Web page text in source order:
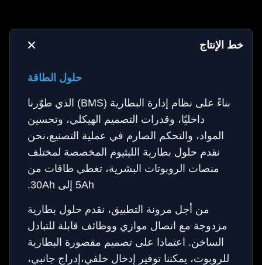
خط الإنتاج
حلول الطاقة
بناءً على نظام إدارة البطارية (BMS) الذي طوّرنا
داخليًا، وقدرات التصميم الهيكلي، وتحسين
المواد، والتحكم الصارم في عملية التصنيع،نحن
نقدم حلول بطارية الليثيوم المخصصة لمختلف
منصات الروبوتات البشرية، تغطي طاقات من
5Ah إلى 30Ah.
من أجل مرونة التطبيق، نقدم حلول بطارية
مزدوجة مع اتصال موازي ووظائف قابلة للتبادل
الساخن. اعتمادا على تصميم مقصورة البطارية
للروبوت، يمكننا توفير إدخال خلفي،إدراج جانبي،